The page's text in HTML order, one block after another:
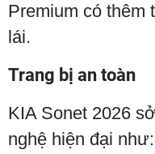
Premium có thêm
lái.
Trang bị an toàn
KIA Sonet 2026
nghệ hiện đại